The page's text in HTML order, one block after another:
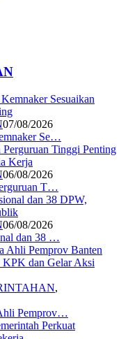
07/08/2026
Se…
06/08/2026
T…
06/08/2026
dan 38 …
,
Pemprov…